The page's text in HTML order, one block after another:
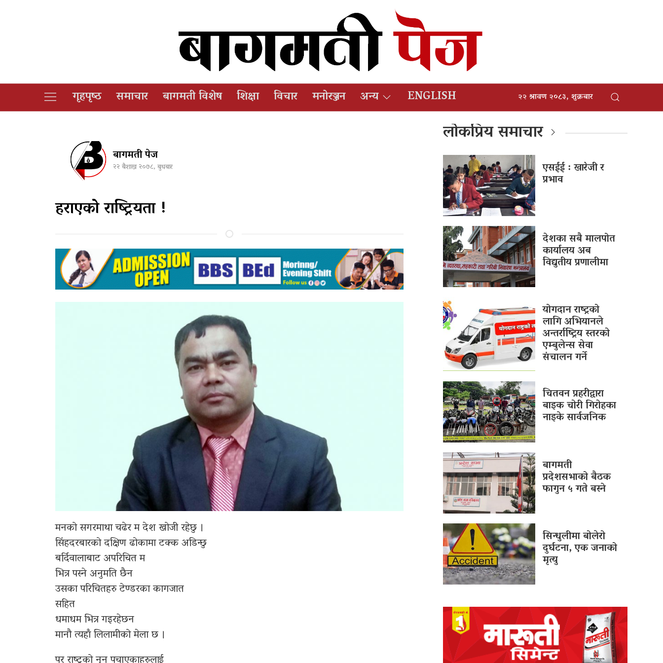
गृहपृष्‍ठ समाचार बागमती विशेष शिक्षा विचार मनोरञ्जन अन्य ENGLISH २२ श्रावण २०८३, शुक्रबार
बागमती पेज
२२ बैशाख २०७८, बुधबार
हराएको राष्ट्रियता !
मनको सगरमाथा चढेर म देश खोजी रहेछु ।
सिंहदरबारको दक्षिण ढोकामा टक्क अडिन्छु
बर्दिवालाबाट अपरिचित म
भित्र पस्ने अनुमति छैन
उसका परिचितहरु टेण्डरका कागजात
सहित
धमाधम भित्र गइरहेछन
मानौ त्यहाँ लिलामीको मेला छ ।
लोकप्रिय समाचार
एसईई : खारेजी र
प्रभाव
देशका सबै मालपोत
कार्यालय अब
विद्युतीय प्रणालीमा
योगदान राष्ट्रको
लागि अभियानले
अन्तर्राष्ट्रिय स्तरको
एम्बुलेन्स सेवा
संचालन गर्ने
चितवन प्रहरीद्वारा
बाइक चोरी गिरोहका
नाइके सार्वजनिक
बागमती
प्रदेशसभाको बैठक
फागुन ५ गते बस्ने
सिन्धुलीमा बोलेरो
दुर्घटना, एक जनाको
मृत्यु